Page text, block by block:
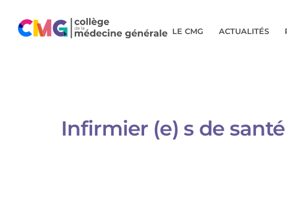
LE CMG ACTUALITÉS
Infirmier (e) s de